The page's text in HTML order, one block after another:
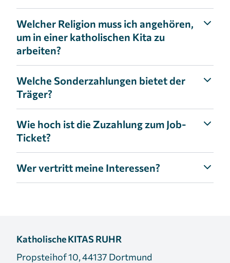
Welcher Religion muss ich angehören,
um in einer katholischen Kita zu
arbeiten?
Welche Sonderzahlungen bietet der
Träger?
Wie hoch ist die Zuzahlung zum Job-
Ticket?
Wer vertritt meine Interessen?
Katholische KITAS RUHR
Propsteihof 10, 44137 Dortmund